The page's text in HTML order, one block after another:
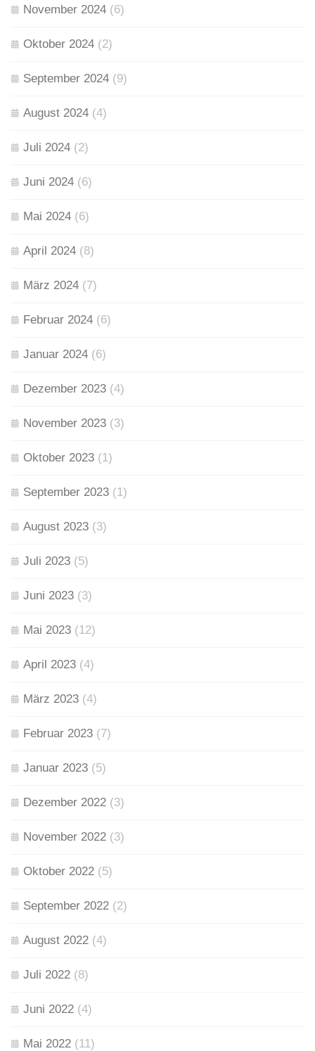
November 2024 (6)
Oktober 2024 (2)
September 2024 (9)
August 2024 (4)
Juli 2024 (2)
Juni 2024 (6)
Mai 2024 (6)
April 2024 (8)
März 2024 (7)
Februar 2024 (6)
Januar 2024 (6)
Dezember 2023 (4)
November 2023 (3)
Oktober 2023 (1)
September 2023 (1)
August 2023 (3)
Juli 2023 (5)
Juni 2023 (3)
Mai 2023 (12)
April 2023 (4)
März 2023 (4)
Februar 2023 (7)
Januar 2023 (5)
Dezember 2022 (3)
November 2022 (3)
Oktober 2022 (5)
September 2022 (2)
August 2022 (4)
Juli 2022 (8)
Juni 2022 (4)
Mai 2022 (11)